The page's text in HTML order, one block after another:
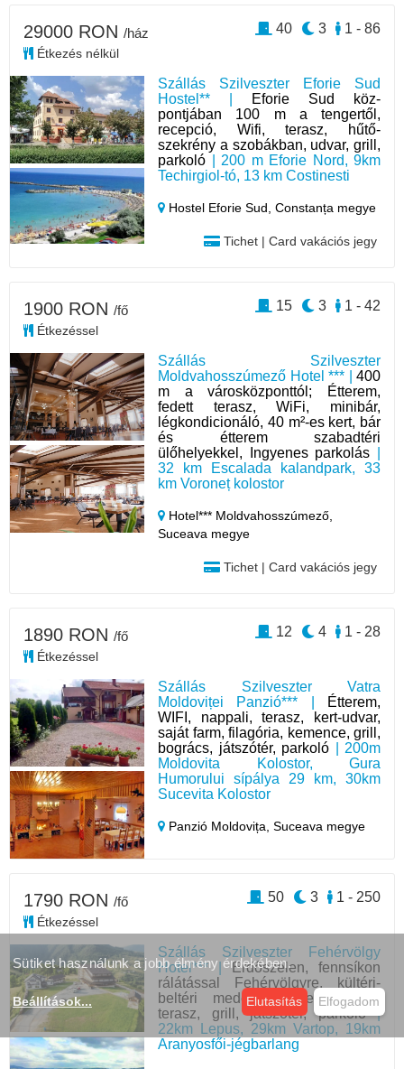
Szállás Szilveszter Eforie Sud
Hostel** |
Eforie Sud köz-
pontjában 100 m a tengertől,
recepció, Wifi, terasz, hűtő-
szekrény a szobákban, udvar, grill,
parkoló | 200 m Eforie Nord, 9km
Techirgiol-tó, 13 km Costinesti
Hostel Eforie Sud,Constanța megye
Tichet | Card vakációs jegy
29000 RON /ház
Étkezés nélkül
1 - 86
3
40
Szállás Szilveszter
Moldvahosszúmező Hotel *** | 400
m a városközponttól; Étterem,
fedett terasz, WiFi, minibár,
légkondicionáló, 40 m²-es kert, bár
és étterem szabadtéri
ülőhelyekkel, Ingyenes parkolás
32 km Escalada kalandpark, 33
km Voroneț kolostor
Hotel*** Moldvahosszúmező,
Suceava megye
Tichet | Card vakációs jegy
1900 RON /fő
Étkezéssel
1 - 42
3
15
Szállás Szilveszter Vatra
Moldoviței Panzió*** |
Étterem,
WIFI, nappali, terasz, kert-udvar,
saját farm, filagória, kemence, grill,
bogrács, játszótér, parkoló | 200m
Moldovita Kolostor, Gura
Humorului sípálya 29 km, 30km
Sucevita Kolostor
Panzió Moldovița,Suceava megye
1890 RON /fő
Étkezéssel
1 - 28
4
12
Szállás Szilveszter Fehérvölgy
Hotel*** |Erdőszélen, fennsíkon
rálátással Fehérvölgyre, kültéri-
beltéri medence, étterem, bár,
terasz, grill, játszótér, parkoló|
22km Lepus, 29km Vartop, 19km
Aranyosfői-jégbarlang
1790 RON /fő
Étkezéssel
1 - 250
3
50
Sütiket használunk a jobb élmény érdekében.
Beállítások... Elutasítás Elfogadom